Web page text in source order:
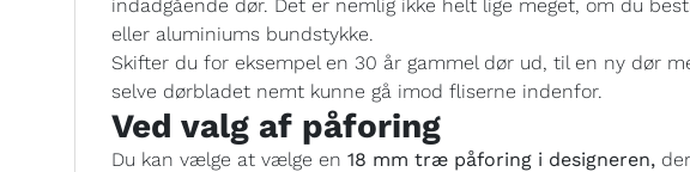
indadgående dør. Det er nemlig ikke helt lige meget, om du
eller aluminiums bundstykke.
Skifter du for eksempel en 30 år gammel dør ud, til en ny dør
selve dørbladet nemt kunne gå imod fliserne indenfor.
Ved valg af påforing
Du kan vælge at vælge en 18 mm træ påforing i designeren,